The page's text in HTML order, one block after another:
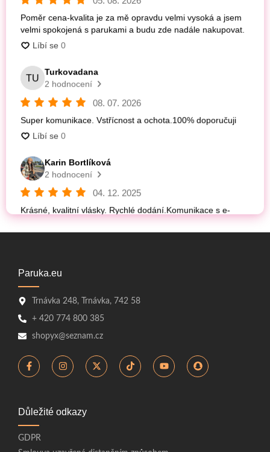
Paruka.eu
Trnávka 248, Trnávka, 742 58
+ 420 774 800 385
shopyx@seznam.cz
Důležité odkazy
GDPR